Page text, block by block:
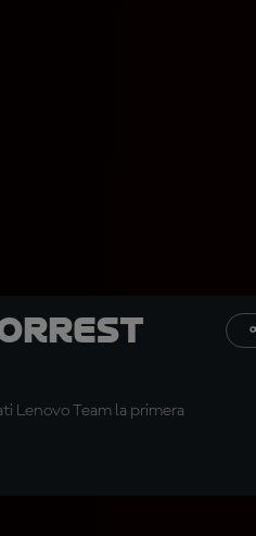
Lenovo Team la primera